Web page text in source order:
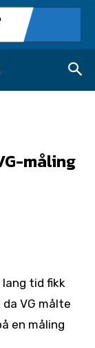
måling
tid fikk
VG målte
en måling